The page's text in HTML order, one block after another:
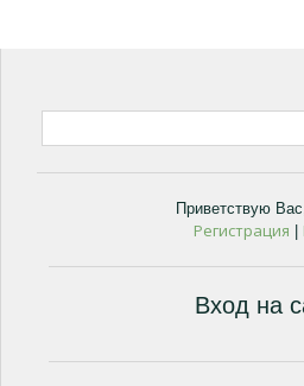
Приветствую Вас
Регистрация
Вход на